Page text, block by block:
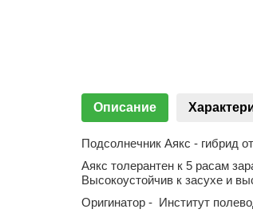
Описание
Подсолнечник Аякс - гибрид
Аякс толерантен к 5 расам
Высокоустойчив к засухе и
Оригинатор - Институт